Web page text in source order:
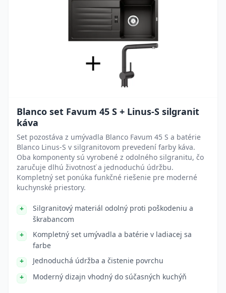
Blanco set Favum 45 S + Linus-S silgranit
káva
Set pozostáva z umývadla Blanco Favum 45 S a batérie
Blanco Linus-S v silgranitovom prevedení farby káva.
Oba komponenty sú vyrobené z odolného silgranitu, čo
zaručuje dlhú životnosť a jednoduchú údržbu.
Kompletný set ponúka funkčné riešenie pre moderné
kuchynské priestory.
Silgranitový materiál odolný proti poškodeniu a
škrabancom
Kompletný set umývadla a batérie v ladiacej sa
farbe
Jednoduchá údržba a čistenie povrchu
Moderný dizajn vhodný do súčasných kuchýň